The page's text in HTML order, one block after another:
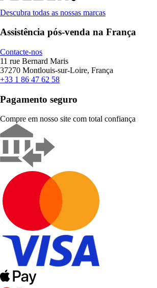
Descubra todas as nossas marcas
Assistência pós-venda na França
Contacte-nos
11 rue Bernard Maris
37270 Montlouis-sur-Loire, França
+33 1 86 47 62 58
Pagamento seguro
Compre em nosso site com total confiança